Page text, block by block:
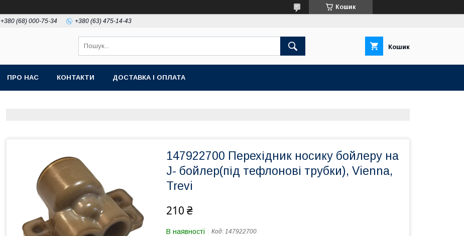
Кошик
+380 (68) 000-75-34 +380 (63) 475-14-43
Кошик
ПРО НАС КОНТАКТИ ДОСТАВКА І ОПЛАТА
147922700 Перехідник носику бойлеру на
J- бойлер(під тефлонові трубки), Vienna,
Trevi
210 ₴
В наявності Код: 147922700